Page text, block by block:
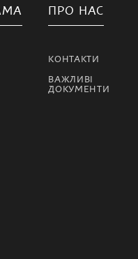
ПРО НАС
КОНТАКТИ
ВАЖЛИВІ
ДОКУМЕНТИ